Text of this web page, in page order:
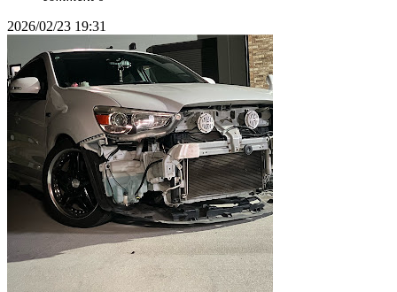
2026/02/23 19:31